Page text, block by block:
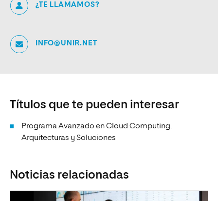
¿TE LLAMAMOS?
INFO@UNIR.NET
Títulos que te pueden interesar
Programa Avanzado en Cloud Computing.
Arquitecturas y Soluciones
Noticias relacionadas